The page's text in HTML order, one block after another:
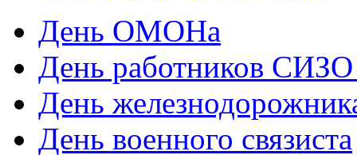
День ОМОНа
День работников
День
День военного связиста